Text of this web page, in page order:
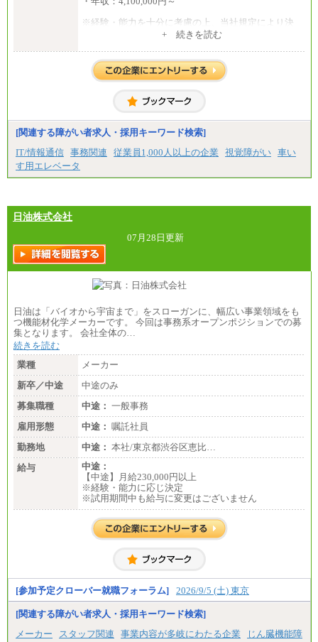
※経験・能力を十分に考慮の上、当社規定により決
+ 続きを読む
[関連する障がい者求人・採用キーワード検索]
IT/情報通信 事務関連 従業員1,000人以上の企業 視覚障がい 車い
す用エレベータ
日油株式会社
07月28日更新
日油は「バイオから宇宙まで」をスローガンに、幅広い事業領域をも
つ機能材化学メーカーです。 今回は事務系オープンポジションでの募
集となります。 会社全体の…
続きを読む
業種
メーカー
新卒／中途
中途のみ
募集職種
中途： 一般事務
雇用形態
中途： 嘱託社員
勤務地
中途： 本社/東京都渋谷区恵比…
給与
中途：
【中途】月給230,000円以上
※経験・能力に応じ決定
※試用期間中も給与に変更はございません
[参加予定クローバー就職フォーラム] 2026/9/5 (土) 東京
[関連する障がい者求人・採用キーワード検索]
メーカー
スタッフ関連 事業内容が多岐にわたる企業
じん臓機能障